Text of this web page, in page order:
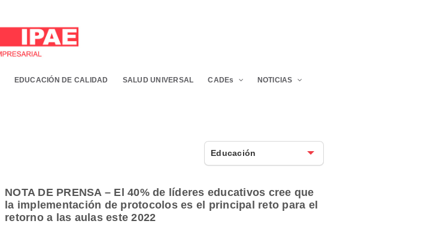
EDUCACIÓN DE CALIDAD SALUD UNIVERSAL CADEs NOTICIAS
Educación
NOTA DE PRENSA – El 40% de líderes educativos cree que
la implementación de protocolos es el principal reto para el
retorno a las aulas este 2022